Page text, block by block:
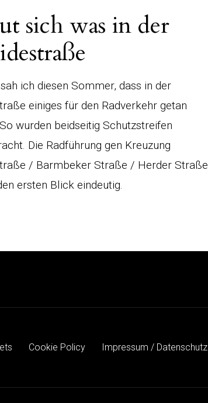
sich was in der
ich diesen Sommer, dass in der
einiges für den Radverkehr getan
wurden beidseitig Schutzstreifen
Die Radführung gen Kreuzung
/ Barmbeker Straße / Herder Straße
ersten Blick eindeutig.
Cookie Policy Impressum / Datenschutz